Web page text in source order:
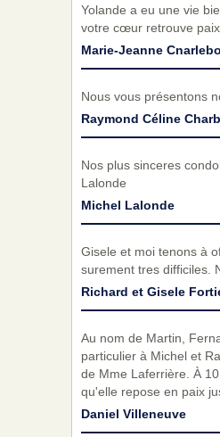
Yolande a eu une vie
votre cœur retrouve
Marie-Jeanne
Nous vous présentons
Raymond Céline
Nos plus sinceres
Lalonde
Michel Lalonde
Gisele et moi tenons à
surement tres difficiles.
Richard et Gisele
Au nom de Martin,
particulier à Michel et
de Mme Laferrière. À
qu'elle repose en paix
Daniel Villeneuve